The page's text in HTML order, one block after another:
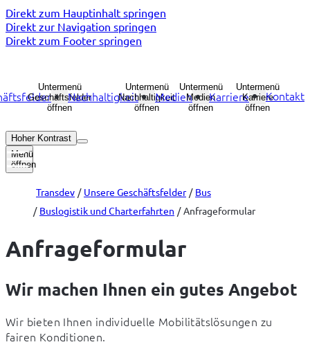
Direkt zum Hauptinhalt springen
Direkt zur Navigation springen
Direkt zum Footer springen
Untermenü
Geschäftsfelder
öffnen
Nachhaltigkeit
Untermenü
Nachhaltigkeit
öffnen
Medien
Untermenü
Medien
öffnen
Karriere
Untermenü
Karriere
öffnen
Kontakt
Hoher Kontrast
Menü
öffnen
Transdev Unsere Geschäftsfelder
Bus
Buslogistik und Charterfahrten
Anfrageformular
Anfrageformular
Wir machen Ihnen ein gutes Angebot
Wir bieten Ihnen individuelle Mobilitätslösungen zu
fairen Konditionen.